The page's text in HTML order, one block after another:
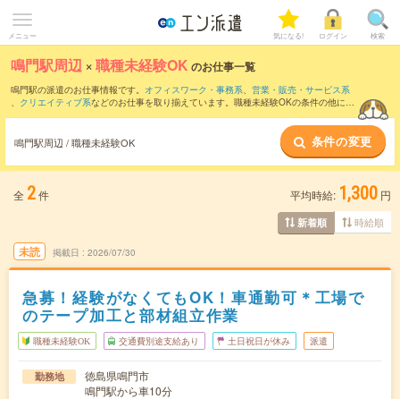
メニュー 気になる! ログイン 検索
鳴門駅周辺 ×職種未経験OK のお仕事一覧
鳴門駅の派遣のお仕事情報です。 オフィスワーク・事務系、 営業・販売・サービス系
、 クリエイティブ系などのお仕事を取り揃えています。職種未経験OKの条件の他に、
鳴門駅周辺 / 職種未経験OK 条件の変更
全 2件 平均時給: 1,300 円
新着順 時給順
未読 掲載日 2026/07/30
急募！経験がなくてもOK！車通勤可＊工場で
のテープ加工と部材組立作業
職種未経験OK 交通費別途支給あり 土日祝日が休み 派遣
勤務地
徳島県鳴門市
鳴門駅から車10分